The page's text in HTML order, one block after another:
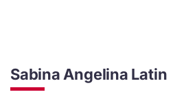
Sabina Angelina Latin